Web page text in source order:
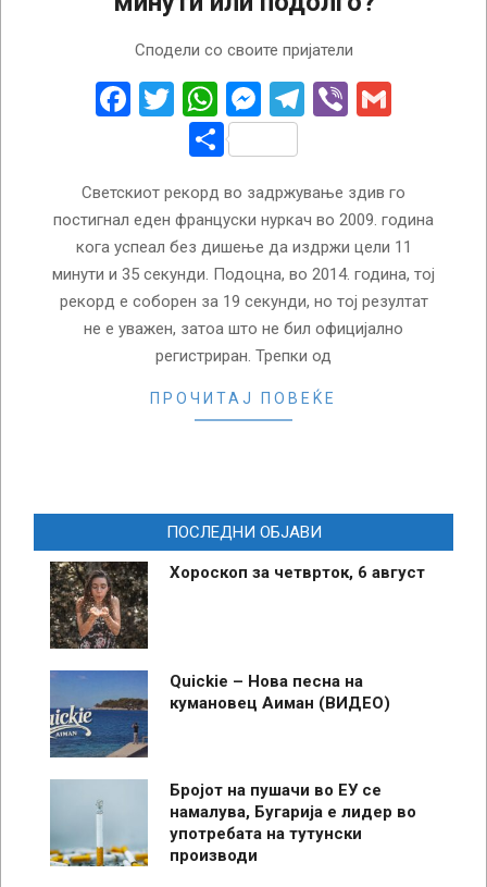
Сподели со своите пријатели
Facebook
Twitter
WhatsApp
Messenger
Telegram
Viber
Share
Светскиот рекорд во задржување здив го
постигнал еден француски нуркач во 2009. година
кога успеал без дишење да издржи цели 11
минути и 35 секунди. Подоцна, во 2014. година, тој
рекорд е соборен за 19 секунди, но тој резултат
не е уважен, затоа што не бил официјално
регистриран. Трепки од
ПРОЧИТАЈ ПОВЕЌЕ
ПОСЛЕДНИ ОБЈАВИ
Хороскоп за четврток, 6 август
Quickie – Нова песна на
кумановец Аиман (ВИДЕО)
Бројот на пушачи во ЕУ се
намалува, Бугарија е лидер во
употребата на тутунски
производи